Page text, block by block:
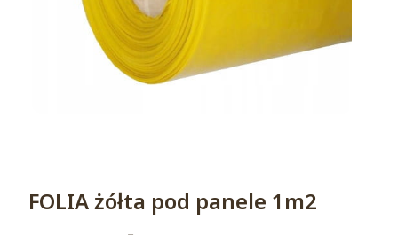
FOLIA żółta pod panele 1m2